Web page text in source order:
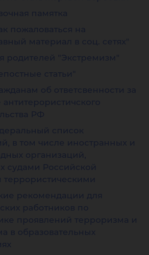
памятка
пожаловаться на
материал в соц. сетях"
родителей "Экстремизм"
статьи"
об ответсвенности за
РФ
список
в том числе иностранных и
организаций,
судами Российской
рекомендации для
работников по
проявлений терроризма и
в образовательных